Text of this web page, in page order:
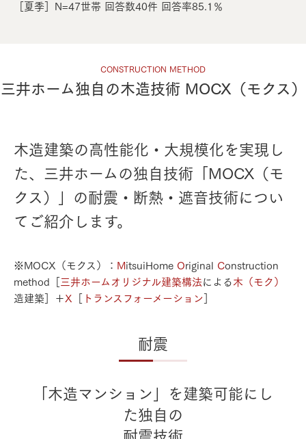
［夏季］N=47世帯 回答数40件 回答率85.1％
CONSTRUCTION METHOD
三井ホーム独⾃の⽊造技術 MOCX（モクス）
⽊造建築の⾼性能化・⼤規模化を実現し
た、三井ホームの独⾃技術「MOCX（モ
クス）」の耐震・断熱・遮⾳技術につい
てご紹介します。
※MOCX（モクス）： MitsuiHome Original Construction
method［三井ホームオリジナル建築構法による⽊（モク）
造建築］＋X ［ トランスフォーメーション］
耐震
「⽊造マンション」を建築可能にし
た独⾃の